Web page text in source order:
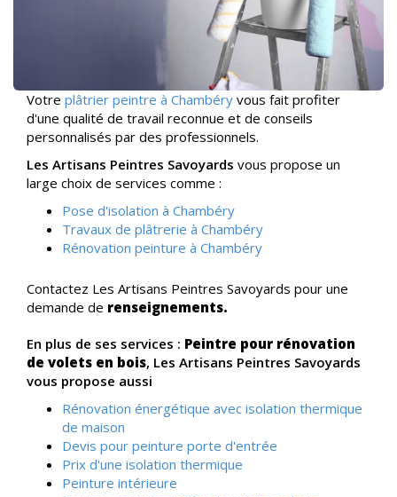
Votre plâtrier peintre à Chambéry vous fait profiter
d'une qualité de travail reconnue et de conseils
personnalisés par des professionnels.
Les Artisans Peintres Savoyards vous propose un
large choix de services comme :
Pose d'isolation à Chambéry
Travaux de plâtrerie à Chambéry
Rénovation peinture à Chambéry
Contactez Les Artisans Peintres Savoyards pour une
demande de renseignements.
En plus de ses services : Peintre pour rénovation
de volets en bois, Les Artisans Peintres Savoyards
vous propose aussi
Rénovation énergétique avec isolation thermique
de maison
Devis pour peinture porte d'entrée
Prix d'une isolation thermique
Peinture intérieure